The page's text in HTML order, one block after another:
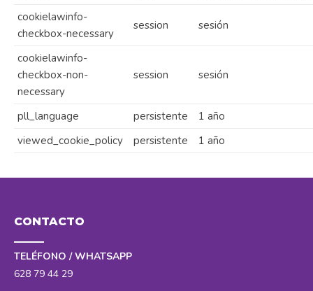
cookielawinfo-
checkbox-necessary
session sesión
cookielawinfo-
checkbox-non-
necessary
session sesión
pll_language persistente
1 año
viewed_cookie_policy
persistente 1 año
CONTACTO
TELÉFONO / WHATSAPP
628 79 44 29